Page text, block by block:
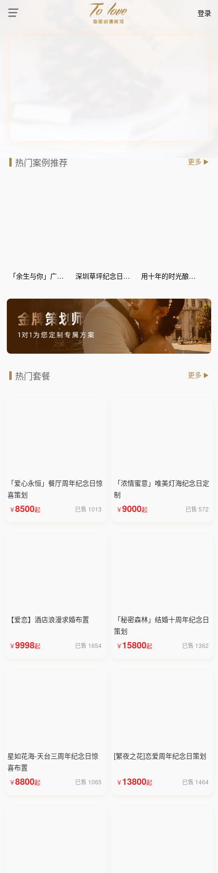
登录
热门案例推荐 更多
「余生与你」广场纪念日惊喜策划 深圳草坪纪念日惊喜策划 用十年的时光酿爱情的蜜糖--丽江灯海 纪念日惊喜
热门套餐 更多
「爱心永恒」餐厅周年纪念日惊
喜策划
8500 已售 1013
「浓情蜜意」唯美灯海纪念日定
制
9000 已售 572
【爱恋】酒店浪漫求婚布置
9998 已售 1654
「秘密森林」结婚十周年纪念日
策划
15800 已售 1362
星如花海-天台三周年纪念日惊
喜布置
8800 已售 1065
[繁夜之花]恋爱周年纪念日策划
13800 已售 1464